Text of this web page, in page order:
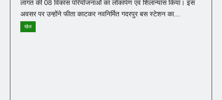
लागत की 08 विकास परियोजनाओं का लोकार्पण एवं शिलान्यास किया। इस
अवसर पर उन्होंने फीता काटकर नवनिर्मित गदरपुर बस स्टेशन का...
खेल